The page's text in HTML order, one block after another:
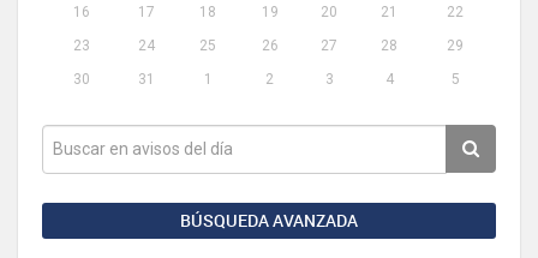
16
17 18 19 20 21
22
23
24 25 26 27 28
29
30
31 1 2 3 4 5
BÚSQUEDA AVANZADA